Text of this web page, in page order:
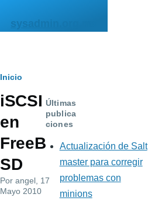
sysadmin.org.mx
Ruta
de
navegación
Inicio
iSCSI
en
FreeB
SD
Por angel , 17
Mayo 2010
Últimas
publica
ciones
Actualización de Salt
master para corregir
problemas con
minions